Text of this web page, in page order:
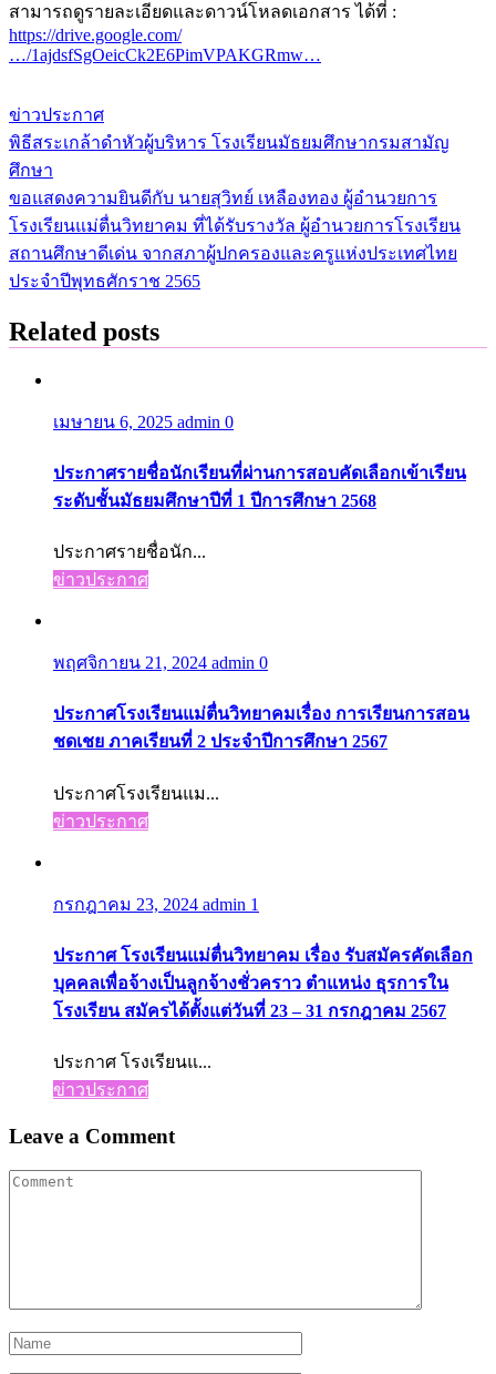
สามารถดูรายละเอียดและดาวน์โหลดเอกสาร ได้ที่ :
https://drive.google.com/
…/1ajdsfSgOeicCk2E6PimVPAKGRmw…
ข่าวประกาศ
แนะแนว
เรื่อง
พิธีสระเกล้าดำหัวผู้บริหาร โรงเรียนมัธยมศึกษากรมสามัญ
ศึกษา
ขอแสดงความยินดีกับ นายสุวิทย์ เหลืองทอง ผู้อำนวยการ
โรงเรียนแม่ตื่นวิทยาคม ที่ได้รับรางวัล ผู้อำนวยการโรงเรียน
สถานศึกษาดีเด่น จากสภาผู้ปกครองและครูแห่งประเทศไทย
ประจำปีพุทธศักราช 2565
Related posts
เมษายน 6, 2025 admin 0
ประกาศรายชื่อนักเรียนที่ผ่านการสอบคัดเลือกเข้าเรียน
ระดับชั้นมัธยมศึกษาปีที่ 1 ปีการศึกษา 2568
ประกาศรายชื่อนัก...
ข่าวประกาศ
พฤศจิกายน 21, 2024 admin 0
ประกาศโรงเรียนแม่ตื่นวิทยาคมเรื่อง การเรียนการสอน
ชดเชย ภาคเรียนที่ 2 ประจำปีการศึกษา 2567
ประกาศโรงเรียนแม...
ข่าวประกาศ
กรกฎาคม 23, 2024 admin 1
ประกาศ โรงเรียนแม่ตื่นวิทยาคม เรื่อง รับสมัครคัดเลือก
บุคคลเพื่อจ้างเป็นลูกจ้างชั่วคราว ตำแหน่ง ธุรการใน
โรงเรียน สมัครได้ตั้งแต่วันที่ 23 – 31 กรกฎาคม 2567
ประกาศ โรงเรียนแ...
ข่าวประกาศ
Leave a Comment